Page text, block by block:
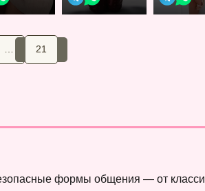
21
формы общения — от